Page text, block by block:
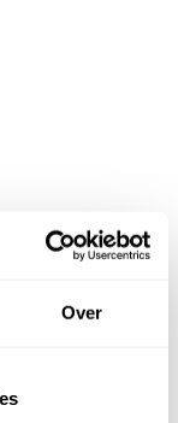
Over